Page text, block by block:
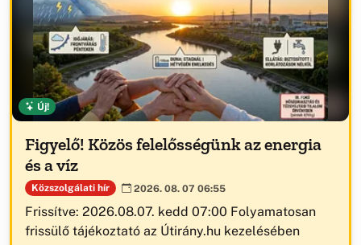
Új!
Figyelő! Közös felelősségünk az energia
és a víz
Közszolgálati hír 2026. 08. 07 06:55
Frissítve: 2026.08.07. kedd 07:00 Folyamatosan
frissülő tájékoztató az Útirány.hu kezelésében